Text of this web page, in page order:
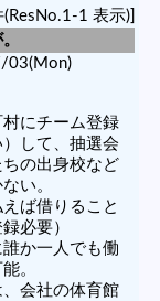
1 表示)]
03(Mon)
にチーム登録
）して、抽選会
の出身校など
い。
ば借りること
必要）
か一人でも働
。
会社の体育館